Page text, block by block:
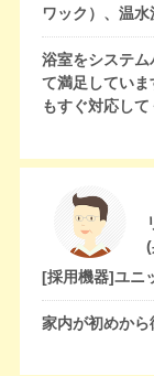
ワック）、温
浴室をシステ
て満足してい
もすぐ対応して
(
[採用機器]ユニ
家内が初めから